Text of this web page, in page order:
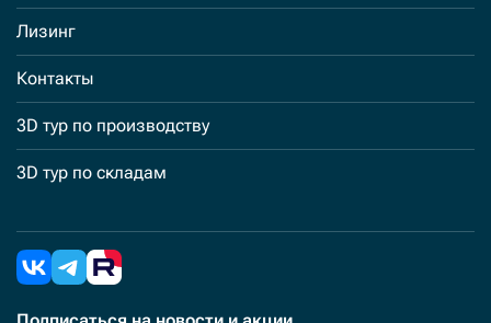
Лизинг
Контакты
3D тур по производству
3D тур по складам